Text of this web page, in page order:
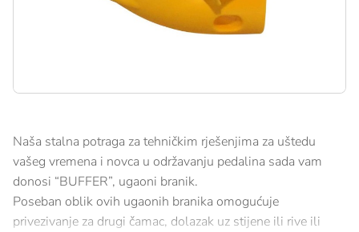
Naša stalna potraga za tehničkim rješenjima za uštedu
vašeg vremena i novca u održavanju pedalina sada vam
donosi “BUFFER”, ugaoni branik.
Poseban oblik ovih ugaonih branika omogućuje
privezivanje za drugi čamac, dolazak uz stijene ili rive ili